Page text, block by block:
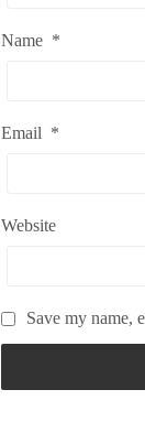
Name *
Email *
Website
Save my name,